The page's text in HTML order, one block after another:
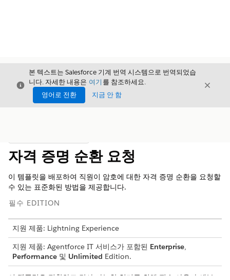
닫기
본 텍스트는 Salesforce 기계 번역 시스템으로 번역되었습
니다. 자세한 내용은 여기 를 참조하세요.
영어로 전환
지금 안 함
닫기
자격 증명 순환 요청
이 템플릿을 배포하여 직원이 암호에 대한 자격 증명 순환을 요청할
수 있는 표준화된 방법을 제공합니다.
필수 EDITION
지원 제품: Lightning Experience
지원 제품: Agentforce IT 서비스가 포함된 Enterprise,
Performance 및 Unlimited Edition.
이 템플릿은 정확하고 감사 가능한 처리를 위해 필수 사용자 세부